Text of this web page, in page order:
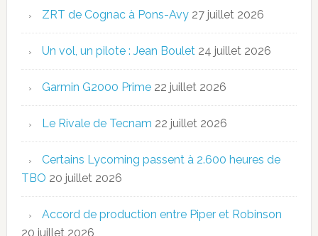
ZRT de Cognac à Pons-Avy 27 juillet 2026
Un vol, un pilote : Jean Boulet 24 juillet 2026
Garmin G2000 Prime 22 juillet 2026
Le Rivale de Tecnam 22 juillet 2026
Certains Lycoming passent à 2.600 heures de
TBO 20 juillet 2026
Accord de production entre Piper et Robinson
20 juillet 2026